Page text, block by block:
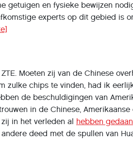
getuigen en fysieke bewijzen
experts op dit gebied is
Moeten zij van de Chinese
zulke chips te vinden, had ik
de beschuldigingen van
in de Chinese,
in het verleden al hebben gedaan
deed met de spullen van